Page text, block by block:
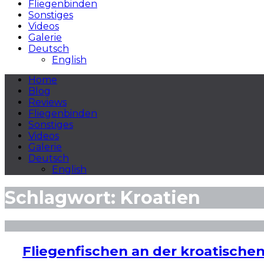
Fliegenbinden
Sonstiges
Videos
Galerie
Deutsch
English
Home
Blog
Reviews
Fliegenbinden
Sonstiges
Videos
Galerie
Deutsch
English
Schlagwort: Kroatien
Fliegenfischen an der